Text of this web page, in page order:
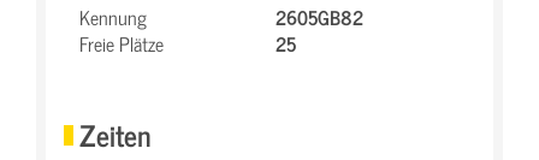
Kennung
2605GB82
Freie Plätze
25
Zeiten